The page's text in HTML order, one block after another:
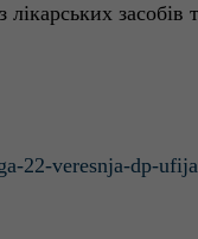
22-veresnja-dp-